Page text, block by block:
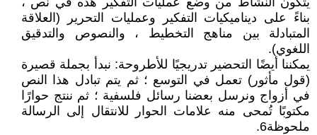
بناءً على ديناميكيات التفكير وعمليات التحرير (العلاقة
المتبادلة بين مناهج التخطيط ، والنصوص والتدقيق
اللغوي).
يمكننا أيضًا التحضير تدريجيًا للأطروحة: نبدأ بجملة قصيرة
(قول مأثور) تعمل في التوسع ؛ ثم يتم تبادل هذا النص
في أزواج ونرسل بعضنا رسائل فلسفية ؛ ثم ننتج حوارًا
مكتوبًا تُمحى منه علامات الحوار للانتقال إلى الرسالة
ملحوظة6.